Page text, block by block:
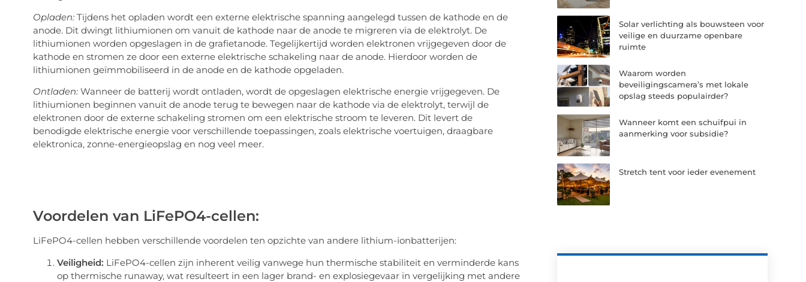
Opladen:Tijdens het opladen wordt een externe elektrische spanning aangelegd tussen de kathode en de
anode. Dit dwingt lithiumionen om vanuit de kathode naar de anode te migreren via de elektrolyt. De
lithiumionen worden opgeslagen in de grafietanode. Tegelijkertijd worden elektronen vrijgegeven door de
kathode en stromen ze door een externe elektrische schakeling naar de anode. Hierdoor worden de
lithiumionen geïmmobiliseerd in de anode en de kathode opgeladen.
Ontladen:Wanneer de batterij wordt ontladen, wordt de opgeslagen elektrische energie vrijgegeven. De
lithiumionen beginnen vanuit de anode terug te bewegen naar de kathode via de elektrolyt, terwijl de
elektronen door de externe schakeling stromen om een elektrische stroom te leveren. Dit levert de
benodigde elektrische energie voor verschillende toepassingen, zoals elektrische voertuigen, draagbare
elektronica, zonne-energieopslag en nog veel meer.
Voordelen van LiFePO4-cellen:
LiFePO4-cellen hebben verschillende voordelen ten opzichte van andere lithium-ionbatterijen:
Veiligheid: LiFePO4-cellen zijn inherent veilig vanwege hun thermische stabiliteit en verminderde kans
op thermische runaway, wat resulteert in een lager brand- en explosiegevaar in vergelijking met andere
Solar verlichting als bouwsteen voor
veilige en duurzame openbare
ruimte
Waarom worden
beveiligingscamera’s met lokale
opslag steeds populairder?
Wanneer komt een schuifpui in
aanmerking voor subsidie?
Stretch tent voor ieder evenement